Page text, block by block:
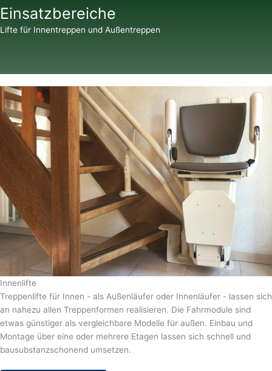
Einsatzbereiche
Lifte für Innentreppen und Außentreppen
Innenlifte
Treppenlifte für Innen - als Außenläufer oder Innenläufer - lassen sich
an nahezu allen Treppenformen realisieren. Die Fahrmodule sind
etwas günstiger als vergleichbare Modelle für außen. Einbau und
Montage über eine oder mehrere Etagen lassen sich schnell und
bausubstanzschonend umsetzen.